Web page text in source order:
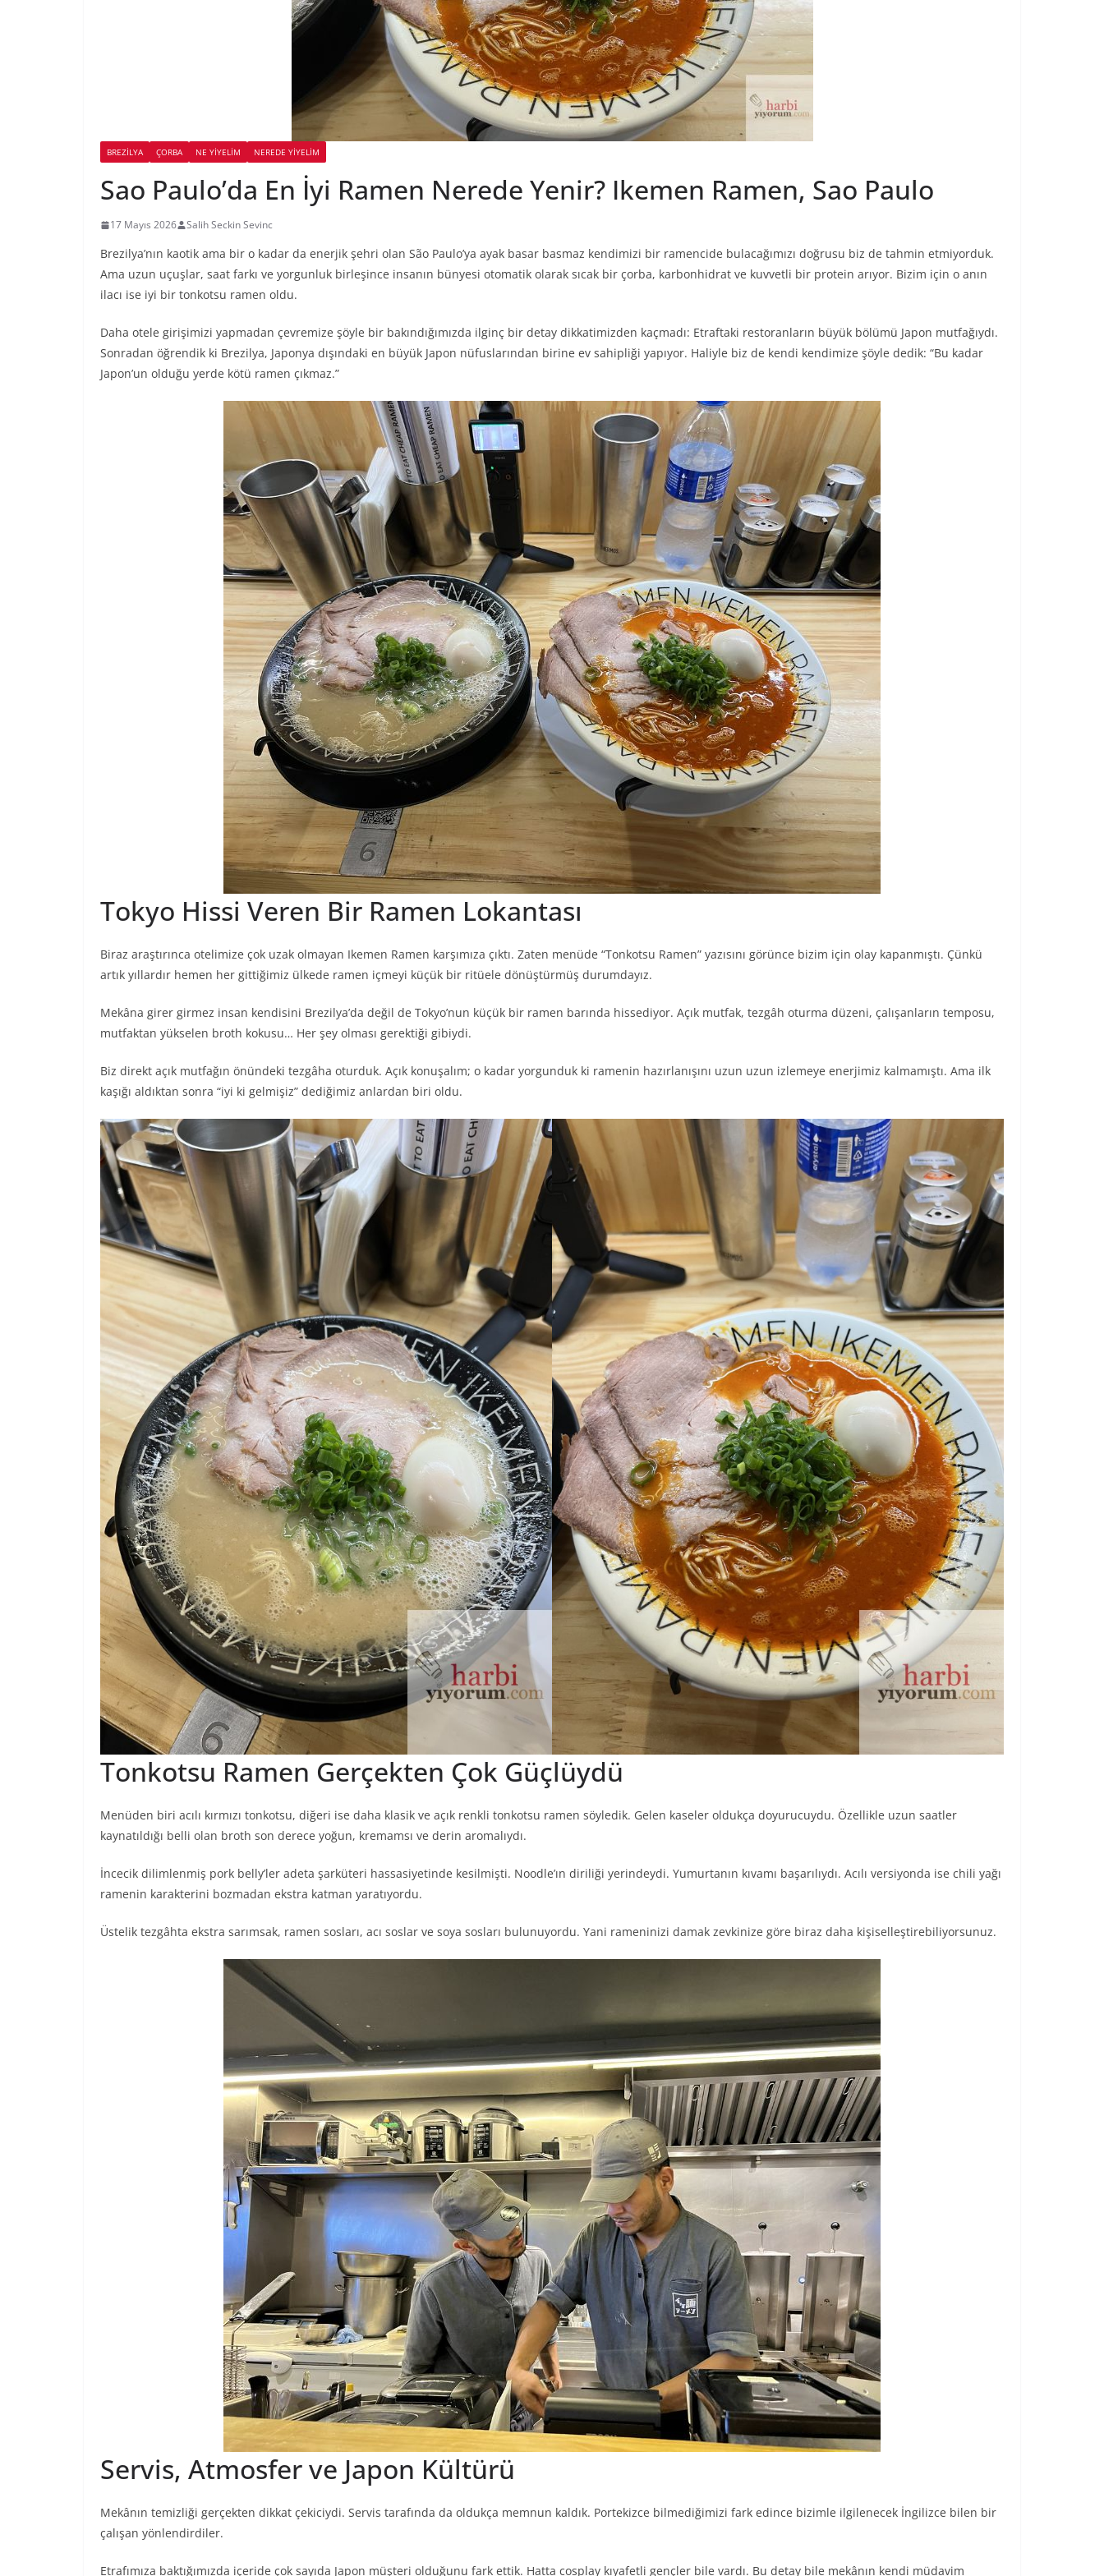
BREZILYA ÇORBA NE YİYELİM NEREDE YİYELİM
Sao Paulo’da En İyi Ramen Nerede Yenir? Ikemen Ramen, Sao Paulo
17 Mayıs 2026 Salih Seckin Sevinc
Brezilya’nın kaotik ama bir o kadar da enerjik şehri olan São Paulo’ya ayak basar basmaz kendimizi bir ramencide bulacağımızı doğrusu biz de tahmin etmiyorduk.
Ama uzun uçuşlar, saat farkı ve yorgunluk birleşince insanın bünyesi otomatik olarak sıcak bir çorba, karbonhidrat ve kuvvetli bir protein arıyor. Bizim için o anın
ilacı ise iyi bir tonkotsu ramen oldu.
Daha otele girişimizi yapmadan çevremize şöyle bir bakındığımızda ilginç bir detay dikkatimizden kaçmadı: Etraftaki restoranların büyük bölümü Japon mutfağıydı.
Sonradan öğrendik ki Brezilya, Japonya dışındaki en büyük Japon nüfuslarından birine ev sahipliği yapıyor. Haliyle biz de kendi kendimize şöyle dedik: “Bu kadar
Japon’un olduğu yerde kötü ramen çıkmaz.”
Tokyo Hissi Veren Bir Ramen Lokantası
Biraz araştırınca otelimize çok uzak olmayan Ikemen Ramen karşımıza çıktı. Zaten menüde “Tonkotsu Ramen” yazısını görünce bizim için olay kapanmıştı. Çünkü
artık yıllardır hemen her gittiğimiz ülkede ramen içmeyi küçük bir ritüele dönüştürmüş durumdayız.
Mekâna girer girmez insan kendisini Brezilya’da değil de Tokyo’nun küçük bir ramen barında hissediyor. Açık mutfak, tezgâh oturma düzeni, çalışanların temposu,
mutfaktan yükselen broth kokusu… Her şey olması gerektiği gibiydi.
Biz direkt açık mutfağın önündeki tezgâha oturduk. Açık konuşalım; o kadar yorgunduk ki ramenin hazırlanışını uzun uzun izlemeye enerjimiz kalmamıştı. Ama ilk
kaşığı aldıktan sonra “iyi ki gelmişiz” dediğimiz anlardan biri oldu.
Tonkotsu Ramen Gerçekten Çok Güçlüydü
Menüden biri acılı kırmızı tonkotsu, diğeri ise daha klasik ve açık renkli tonkotsu ramen söyledik. Gelen kaseler oldukça doyurucuydu. Özellikle uzun saatler
kaynatıldığı belli olan broth son derece yoğun, kremamsı ve derin aromalıydı.
İncecik dilimlenmiş pork belly’ler adeta şarküteri hassasiyetinde kesilmişti. Noodle’ın diriliği yerindeydi. Yumurtanın kıvamı başarılıydı. Acılı versiyonda ise chili yağı
ramenin karakterini bozmadan ekstra katman yaratıyordu.
Üstelik tezgâhta ekstra sarımsak, ramen sosları, acı soslar ve soya sosları bulunuyordu. Yani rameninizi damak zevkinize göre biraz daha kişiselleştirebiliyorsunuz.
Servis, Atmosfer ve Japon Kültürü
Mekânın temizliği gerçekten dikkat çekiciydi. Servis tarafında da oldukça memnun kaldık. Portekizce bilmediğimizi fark edince bizimle ilgilenecek İngilizce bilen bir
çalışan yönlendirdiler.
Etrafımıza baktığımızda içeride çok sayıda Japon müşteri olduğunu fark ettik. Hatta cosplay kıyafetli gençler bile vardı. Bu detay bile mekânın kendi müdavim